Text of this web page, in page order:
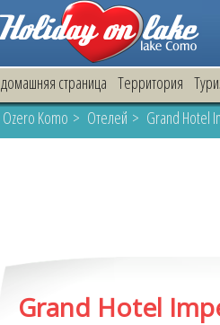
домашняя страница Территория
Ozero Komo > Oтелей > Grand Hotel
Grand Hotel